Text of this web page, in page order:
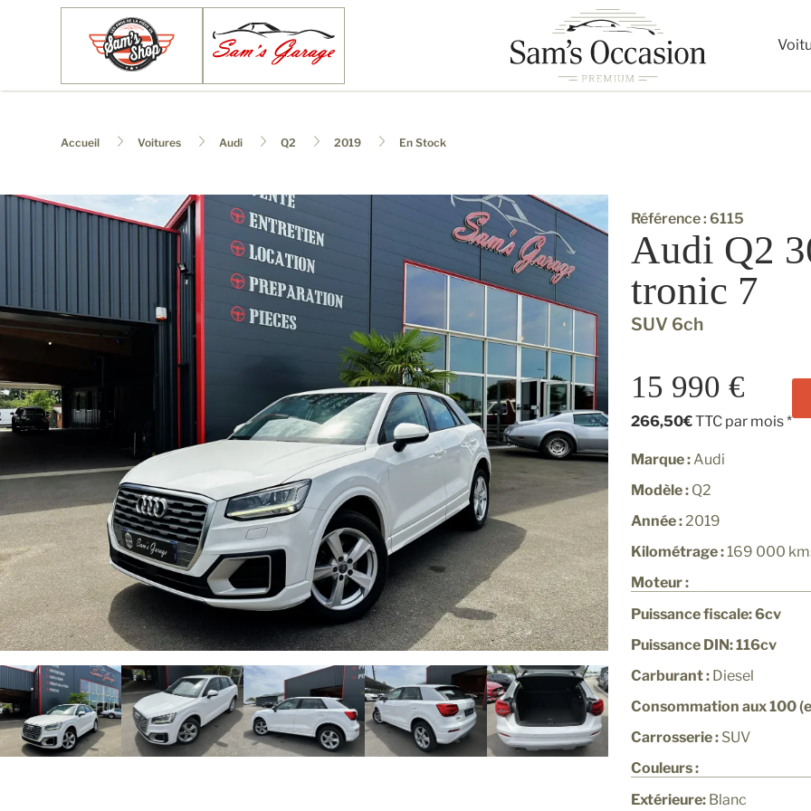
Accueil Voitures Audi Q2 2019 En Stock
Référence : 6115
Audi Q2
tronic 7
SUV 6ch
15 990 €
266,50€TTC par mois *
Marque :Audi
Modèle : Q2
Année :2019
Kilométrage :169 000
Moteur :
Puissance fiscale: 6cv
Puissance DIN: 116cv
Carburant : Diesel
Consommation aux 100
Carrosserie : SUV
Couleurs :
Extérieure: Blanc